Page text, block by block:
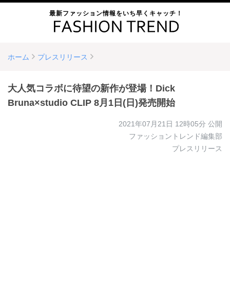
最新ファッション情報をいち早くキャッチ！
ホーム プレスリリース
大人気コラボに待望の新作が登場！Dick
Bruna×studio CLIP 8月1日(日)発売開始
2021年07月21日 12時05分 公開
ファッショントレンド編集部
プレスリリース